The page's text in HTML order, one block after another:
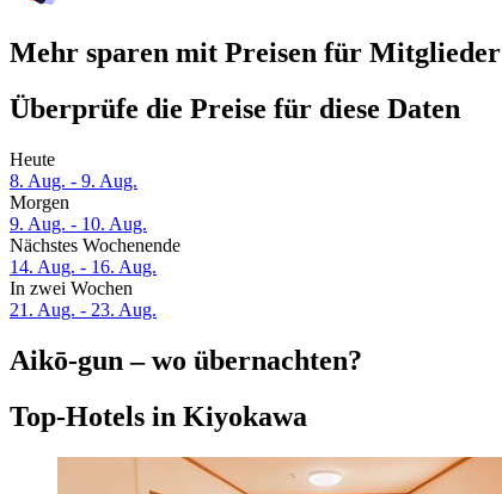
Mehr sparen mit Preisen für Mitglieder
Überprüfe die Preise für diese Daten
Heute
8. Aug. - 9. Aug.
Morgen
9. Aug. - 10. Aug.
Nächstes Wochenende
14. Aug. - 16. Aug.
In zwei Wochen
21. Aug. - 23. Aug.
Aikō-gun – wo übernachten?
Top-Hotels in Kiyokawa